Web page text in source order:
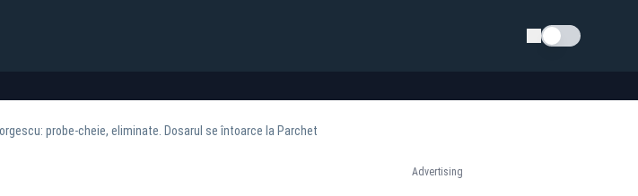
Schimba tema
probe-cheie, eliminate. Dosarul se întoarce la Parchet
Advertising